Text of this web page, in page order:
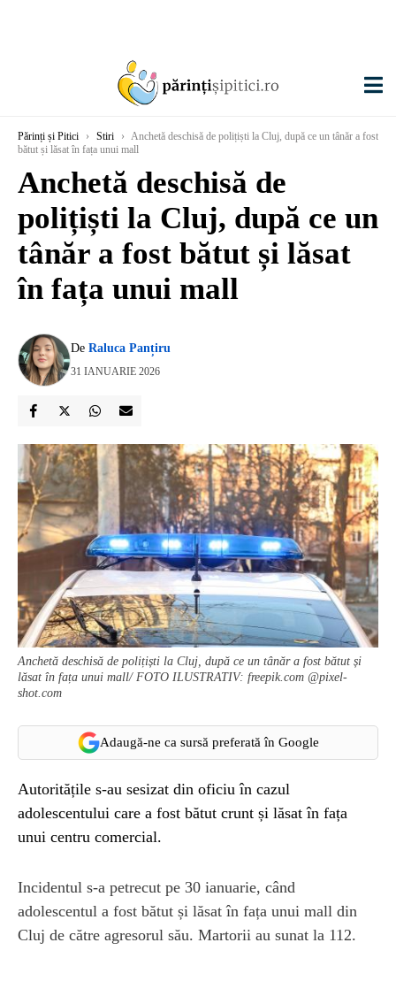
Părinți și Pitici › Stiri › Anchetă deschisă de polițiști la Cluj, după ce un tânăr a fost
bătut și lăsat în fața unui mall
Anchetă deschisă de
polițiști la Cluj, după ce un
tânăr a fost bătut și lăsat
în fața unui mall
De Raluca Panțiru
31 IANUARIE 2026
Anchetă deschisă de polițiști la Cluj, după ce un tânăr a fost bătut și
lăsat în fața unui mall/ FOTO ILUSTRATIV: freepik.com @pixel-
shot.com
Adaugă-ne ca sursă preferată în Google
Autoritățile s-au sesizat din oficiu în cazul
adolescentului care a fost bătut crunt și lăsat în fața
unui centru comercial.
Incidentul s-a petrecut pe 30 ianuarie, când
adolescentul a fost bătut și lăsat în fața unui mall din
Cluj de către agresorul său. Martorii au sunat la 112.